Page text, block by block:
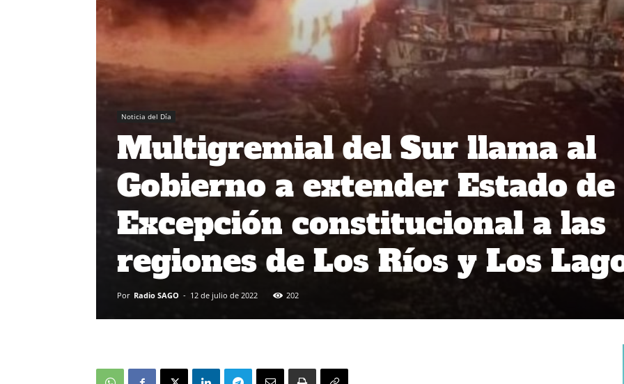
Noticia del Día
Multigremial del Sur llama al
Gobierno a extender Estado de
Excepción constitucional a las
regiones de Los Ríos y Los
Por Radio SAGO - 12 de julio de 2022 202